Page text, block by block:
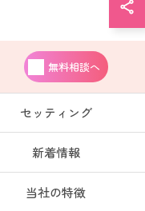
無料相談へ
セッティング
新着情報
当社の特徴